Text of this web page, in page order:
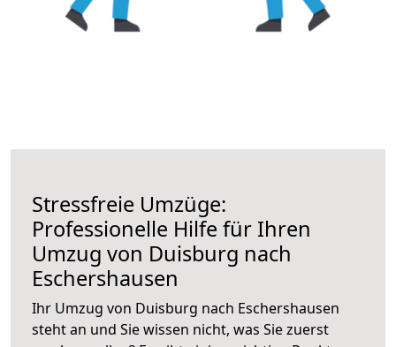
Stressfreie Umzüge:
Professionelle Hilfe für Ihren
Umzug von Duisburg nach
Eschershausen
Ihr Umzug von Duisburg nach Eschershausen
steht an und Sie wissen nicht, was Sie zuerst